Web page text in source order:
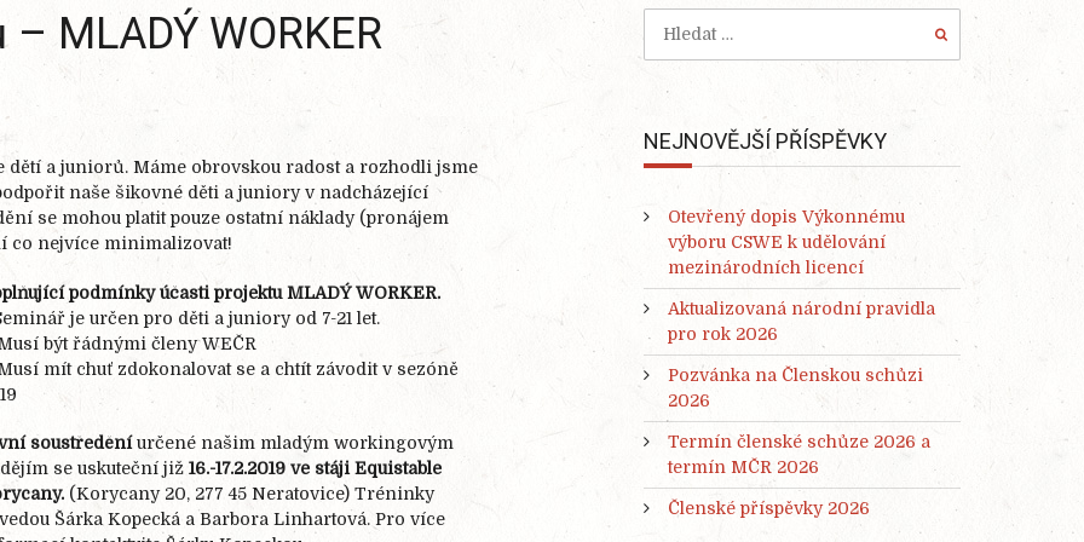
MLADÝ WORKER
a juniorů. Máme obrovskou radost a rozhodli jsme
naše šikovné děti a juniory v nadcházející
se mohou platit pouze ostatní náklady (pronájem
co nejvíce minimalizovat!
podmínky účasti projektu MLADÝ WORKER.
je určen pro děti a juniory od 7-21 let.
být řádnými členy WEČR
mít chuť zdokonalovat se a chtít závodit v sezóně
soustředěníurčené našim mladým workingovým
se uskuteční již 16.-17.2.2019 ve stáji Equistable
(Korycany 20, 277 45 Neratovice) Tréninky
Šárka Kopecká a Barbora Linhartová. Pro více
NEJNOVĚJŠÍ PŘÍSPĚVKY
Otevřený dopis Výkonnému
výboru CSWE k udělování
mezinárodních licencí
Aktualizovaná národní pravidla
pro rok 2026
Pozvánka na Členskou schůzi
2026
Termín členské schůze 2026 a
termín MČR 2026
Členské příspěvky 2026